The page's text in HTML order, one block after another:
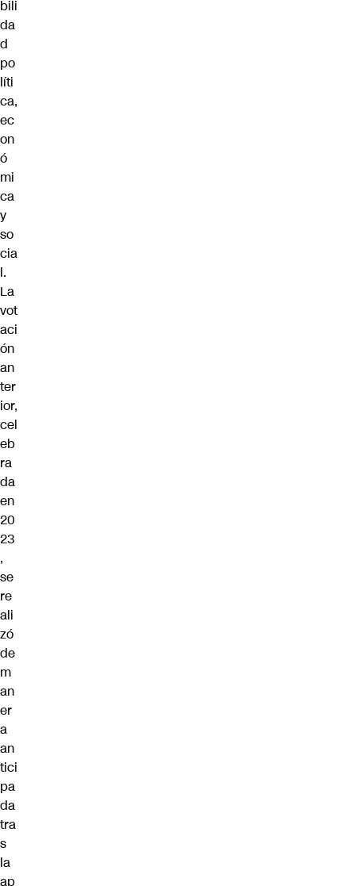
bili
da
d
po
líti
ca,
ec
on
ó
mi
ca
y
so
cia
l.
La
vot
aci
ón
an
ter
ior,
cel
eb
ra
da
en
20
23
,
se
re
ali
zó
de
m
an
er
a
an
tici
pa
da
tra
s
la
ap